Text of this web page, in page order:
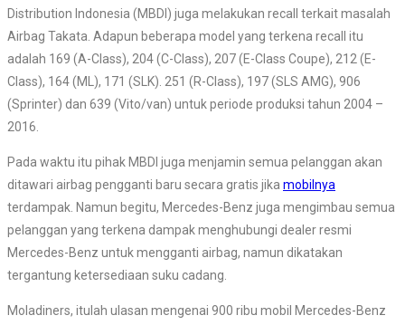
Distribution Indonesia (MBDI) juga melakukan recall terkait masalah
Airbag Takata. Adapun beberapa model yang terkena recall itu
adalah 169 (A-Class), 204 (C-Class), 207 (E-Class Coupe), 212 (E-
Class), 164 (ML), 171 (SLK). 251 (R-Class), 197 (SLS AMG), 906
(Sprinter) dan 639 (Vito/van) untuk periode produksi tahun 2004 –
2016.
Pada waktu itu pihak MBDI juga menjamin semua pelanggan akan
ditawari airbag pengganti baru secara gratis jika mobilnya
terdampak. Namun begitu, Mercedes-Benz juga mengimbau semua
pelanggan yang terkena dampak menghubungi dealer resmi
Mercedes-Benz untuk mengganti airbag, namun dikatakan
tergantung ketersediaan suku cadang.
Moladiners, itulah ulasan mengenai 900 ribu mobil Mercedes-Benz